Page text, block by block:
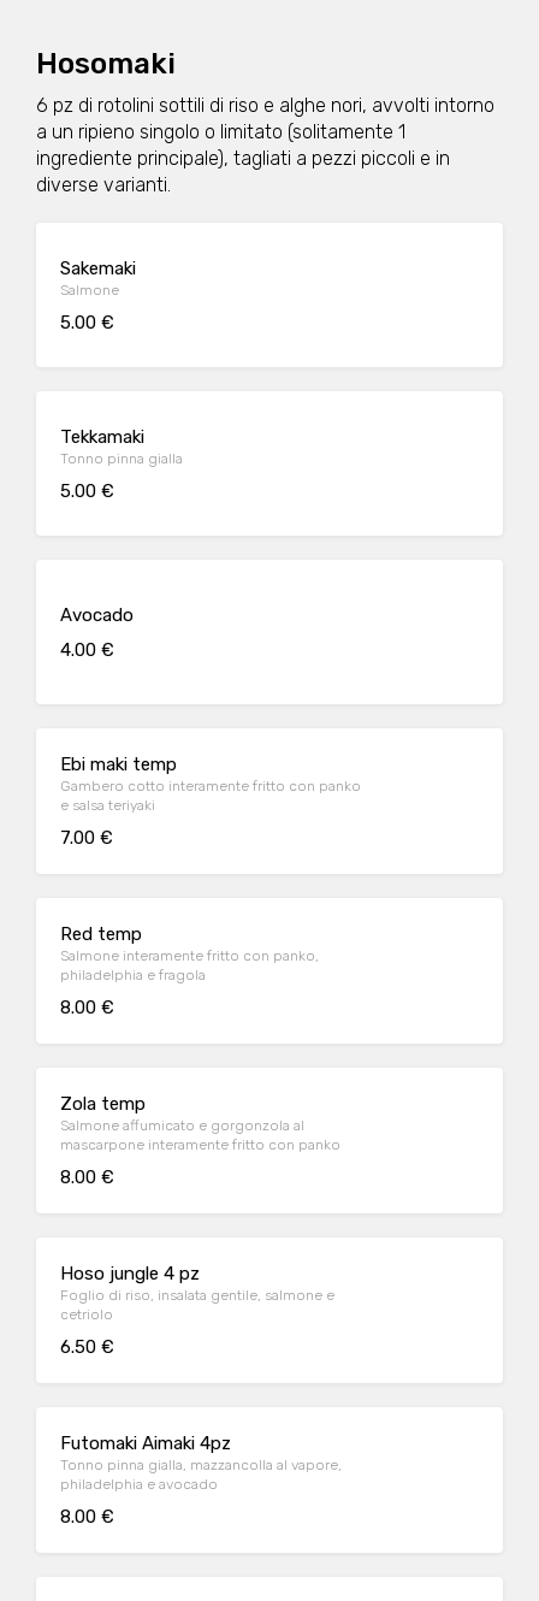
Hosomaki
6 pz di rotolini sottili di riso e alghe nori, avvolti intorno
a un ripieno singolo o limitato (solitamente 1
ingrediente principale), tagliati a pezzi piccoli e in
diverse varianti.
Sakemaki
Salmone
5.00 €
Tekkamaki
Tonno pinna gialla
5.00 €
Avocado
4.00 €
Ebi maki temp
Gambero cotto interamente fritto con panko
e salsa teriyaki
7.00 €
Red temp
Salmone interamente fritto con panko,
philadelphia e fragola
8.00 €
Zola temp
Salmone affumicato e gorgonzola al
mascarpone interamente fritto con panko
8.00 €
Hoso jungle 4 pz
Foglio di riso, insalata gentile, salmone e
cetriolo
6.50 €
Futomaki Aimaki 4pz
Tonno pinna gialla, mazzancolla al vapore,
philadelphia e avocado
8.00 €